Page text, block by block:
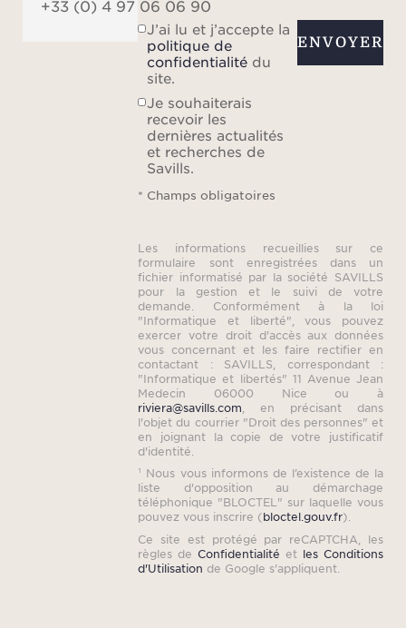
+33 (0) 4 97 06 06 90
J’ai lu et j’accepte la
politique de
confidentialité du
site.
Je souhaiterais
recevoir les
dernières actualités
et recherches de
Savills.
* Champs obligatoires
ENVOYER
Les informations recueillies sur ce
formulaire sont enregistrées dans un
fichier informatisé par la société SAVILLS
pour la gestion et le suivi de votre
demande. Conformément à la loi
"Informatique et liberté", vous pouvez
exercer votre droit d'accès aux données
vous concernant et les faire rectifier en
contactant : SAVILLS, correspondant :
"Informatique et libertés" 11 Avenue Jean
Medecin 06000 Nice ou à
riviera@savills.com , en précisant dans
l'objet du courrier "Droit des personnes" et
en joignant la copie de votre justificatif
d'identité.
¹ Nous vous informons de l’existence de la
liste d'opposition au démarchage
téléphonique "BLOCTEL" sur laquelle vous
pouvez vous inscrire (bloctel.gouv.fr).
Ce site est protégé par reCAPTCHA, les
règles deConfidentialité et les Conditions
d'Utilisation de Google s'appliquent.